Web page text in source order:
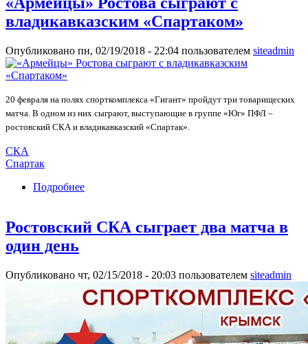
владикавказским «Спартаком»
Опубликовано пн, 02/19/2018 - 22:04 пользователем siteadmin
20 февраля на полях спорткомплекса «Гигант» пройдут три товарищеских
матча. В одном из них сыграют, выступающие в группе «Юг» ПФЛ –
ростовский СКА и владикавказский «Спартак».
СКА
Спартак
Подробнее
Ростовский СКА сыграет два матча в
один день
Опубликовано чт, 02/15/2018 - 20:03 пользователем siteadmin